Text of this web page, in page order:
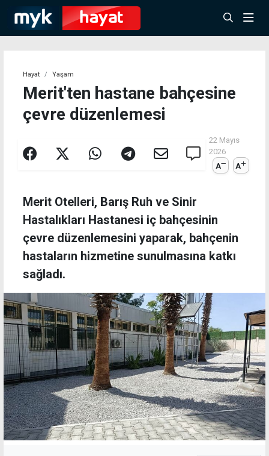
Hayat Yaşam
Merit'ten hastane bahçesine
çevre düzenlemesi
22 Mayıs
2026
A
A
Merit Otelleri, Barış Ruh ve Sinir
Hastalıkları Hastanesi iç bahçesinin
çevre düzenlemesini yaparak, bahçenin
hastaların hizmetine sunulmasına katkı
sağladı.